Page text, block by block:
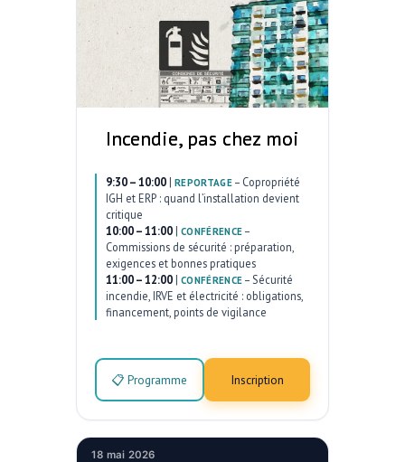
Incendie, pas chez moi
9:30 – 10:00 | REPORTAGE– Copropriété
IGH et ERP : quand l’installation devient
critique
10:00 – 11:00 | CONFÉRENCE –
Commissions de sécurité : préparation,
exigences et bonnes pratiques
11:00 – 12:00 | CONFÉRENCE – Sécurité
incendie, IRVE et électricité : obligations,
financement, points de vigilance
📋 Programme Inscription
18 mai 2026